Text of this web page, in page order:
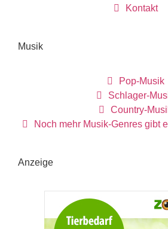
Kontakt
Musik
Pop-Musik
Schlager-
Country-
Noch mehr Musik-Genres gibt
Anzeige